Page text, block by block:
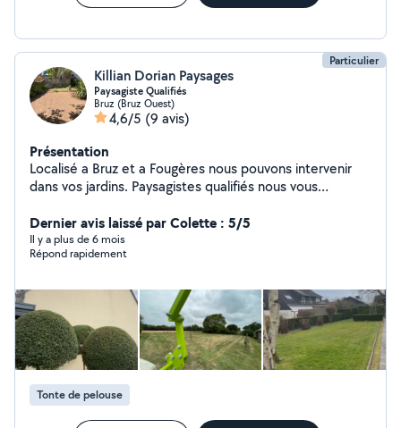
Particulier
Killian Dorian Paysages
Paysagiste Qualifiés
Bruz (Bruz Ouest)
4,6/5 (9 avis)
Présentation
Localisé a Bruz et a Fougères nous pouvons intervenir
dans vos jardins. Paysagistes qualifiés nous vous
Taille de haie, Tonte, Débroussaillage ,Remise en état)
Ainsi que en création(Plantations , Massifs, Gazon)
Dernier avis laissé par Colette : 5/5
Il y a plus de 6 mois
Répond rapidement
Tonte de pelouse